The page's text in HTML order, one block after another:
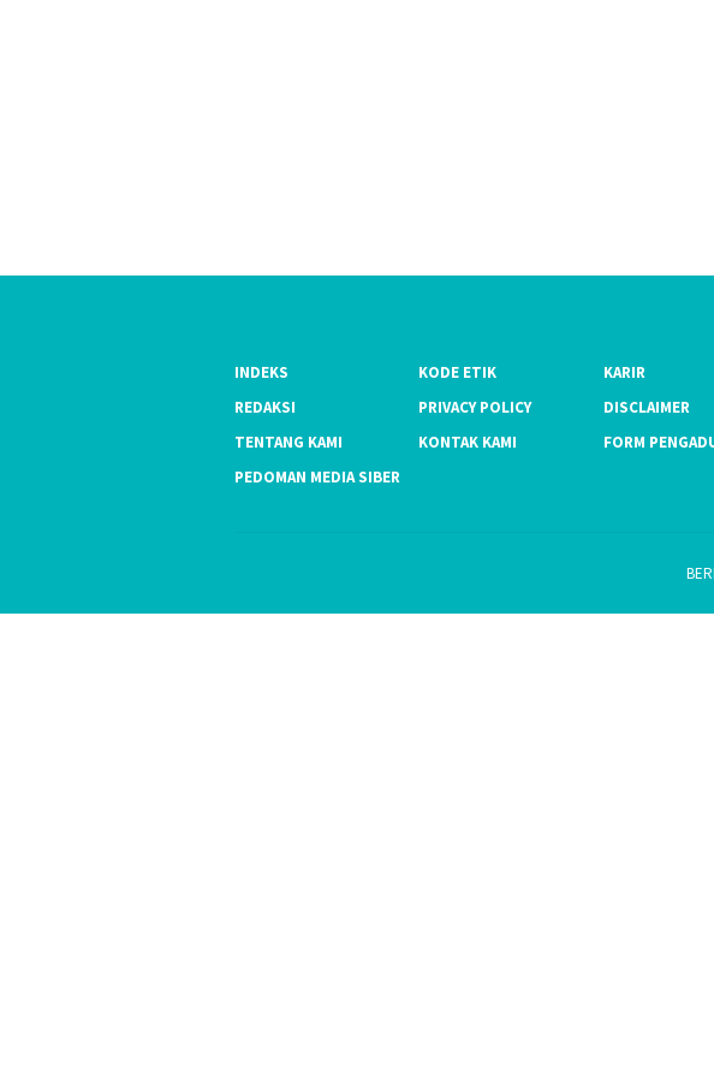
INDEKS KODE ETIK
KARIR
REDAKSI
PRIVACY POLICY
DISCLAIMER
TENTANG KAMI
KONTAK KAMI
FORM
PEDOMAN MEDIA SIBER